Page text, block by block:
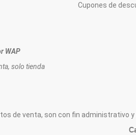
WAP
solo tienda
de venta, son con fin administrativo
Cupones de